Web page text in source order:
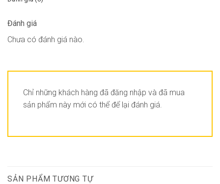
Đánh giá
Chưa có đánh giá nào.
Chỉ những khách hàng đã đăng nhập và đã mua
sản phẩm này mới có thể để lại đánh giá.
SẢN PHẨM TƯƠNG TỰ